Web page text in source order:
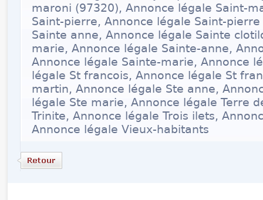
maroni (97320), Annonce légale Saint-
Saint-pierre, Annonce légale Saint-
Sainte anne, Annonce légale Sainte
marie, Annonce légale Sainte-anne,
Annonce légale Sainte-marie, Annonce
légale St francois, Annonce légale St
martin, Annonce légale Ste anne,
légale Ste marie, Annonce légale Terre
Trinite, Annonce légale Trois ilets,
Annonce légale Vieux-habitants